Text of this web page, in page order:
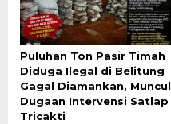
Puluhan Ton Pasir Timah
Diduga Ilegal di Belitung
Gagal Diamankan, Muncul
Dugaan Intervensi Satlap
Tricakti